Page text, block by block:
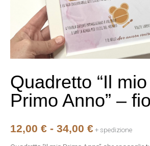
Quadretto “Il mio
Primo Anno” –
12,00 € - 34,00 €
Fascia
di
+ spedizione
Quadretto
mio
Anno"